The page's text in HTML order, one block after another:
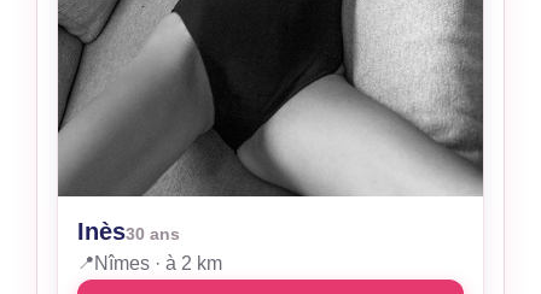
Inès30 ans
📍Nîmes · à 2 km